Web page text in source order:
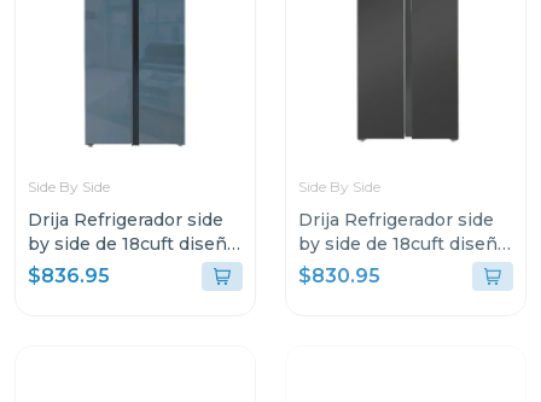
Side By Side
Drija Refrigerador side
by side de 18cuft diseño
espejo azul inverter
$836.95
Side By Side
Drija Refrigerador side
by side de 18cuft diseño
negro espejo inverter
$830.95